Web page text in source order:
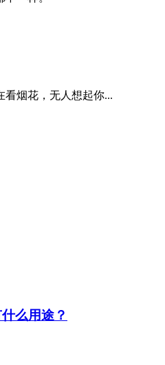
看烟花，无人想起你...
么用途？